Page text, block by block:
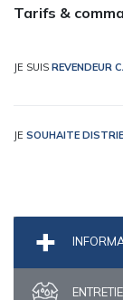
Tarifs &
JE SUIS REVENDEUR
JE SOUHAITE